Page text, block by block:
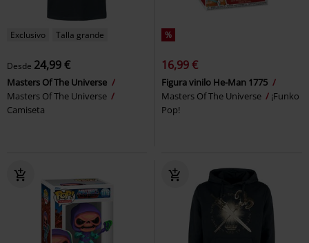
Exclusivo Talla grande
Desde 24,99 €
Masters Of The Universe
Masters Of The Universe
Camiseta
%
16,99 €
Figura vinilo He-Man 1775
Masters Of The Universe
¡Funko
Pop!